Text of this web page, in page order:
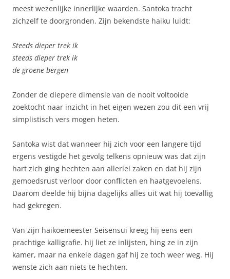
meest wezenlijke innerlijke waarden. Santoka tracht
zichzelf te doorgronden. Zijn bekendste haiku luidt:
Steeds dieper trek ik
steeds dieper trek ik
de groene bergen
Zonder de diepere dimensie van de nooit voltooide
zoektocht naar inzicht in het eigen wezen zou dit een vrij
simplistisch vers mogen heten.
Santoka wist dat wanneer hij zich voor een langere tijd
ergens vestigde het gevolg telkens opnieuw was dat zijn
hart zich ging hechten aan allerlei zaken en dat hij zijn
gemoedsrust verloor door conflicten en haatgevoelens.
Daarom deelde hij bijna dagelijks alles uit wat hij toevallig
had gekregen.
Van zijn haikoemeester Seisensui kreeg hij eens een
prachtige kalligrafie. hij liet ze inlijsten, hing ze in zijn
kamer, maar na enkele dagen gaf hij ze toch weer weg. Hij
wenste zich aan niets te hechten.